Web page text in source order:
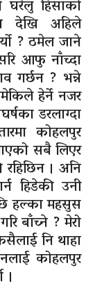
घरेलु हिंसाको
देखि अहिले
? ठमेल जाने
आफु नाँच्दा
गर्छन ? भन्ने
हेर्ने नजर
डरलाग्दा
कोहलपुर
सबै लिएर
। अनि
हिडेकी उनी
हल्का महसुस
बाँच्ने ? मेरो
नि थाहा
कोहलपुर
।